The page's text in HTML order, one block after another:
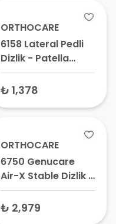
ORTHOCARE
6158 Lateral Pedli
Dizlik - Patella
Destekli Dizlik, Diz
Kapağı Sabitleyici,
₺ 1,378
ORTHOCARE
6750 Genucare
Air-X Stable Dizlik -
Menteşeli Diz Ateli,
Bağ Koruyucu,
₺ 2,979